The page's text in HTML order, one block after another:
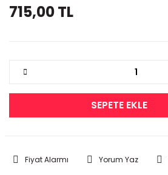
715,00 TL
SEPETE EKLE
Fiyat Alarmı Yorum Yaz